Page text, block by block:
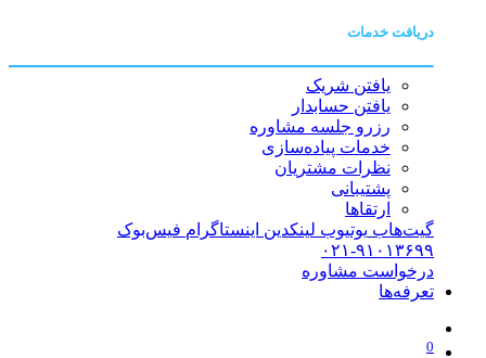
دریافت خدمات
یافتن شریک
یافتن حسابدار
رزرو جلسه مشاوره
خدمات پیاده‌سازی
نظرات مشتریان
پشتیبانی
ارتقاها
گیت‌هاب یوتیوب لینکدین اینستاگرام فیس‌بوک
۰۲۱-۹۱۰۱۳۶۹۹
درخواست مشاوره
تعرفه‌ها
0